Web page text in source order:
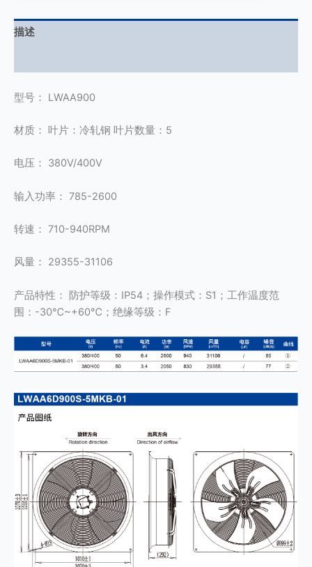
描述
型号： LWAA900
材质： 叶片：冷轧钢 叶片数量：5
电压： 380V/400V
输入功率： 785-2600
转速： 710-940RPM
风量： 29355-31106
产品特性： 防护等级：IP54；操作模式：S1；工作温度范
围：-30℃~+60℃；绝缘等级：F